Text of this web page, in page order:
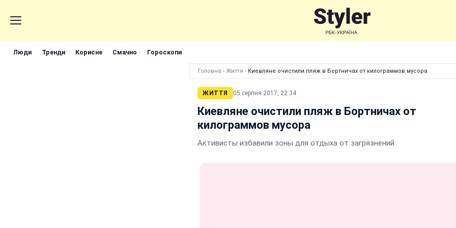
Люди Тренди Корисне Смачно Гороскопи
Головна › Життя › Киевляне очистили пляж в Бортничах от килограммов мусора
ЖИТТЯ 05 серпня 2017, 22:34
Киевляне очистили пляж в Бортничах от
килограммов мусора
Активисты избавили зоны для отдыха от загрязнений